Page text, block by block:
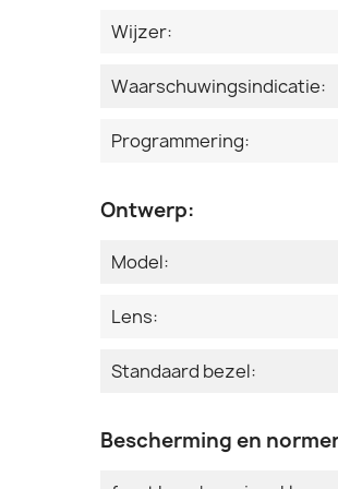
Wijzer:
Waarschuwingsindicatie:
Programmering:
Ontwerp:
Model:
Lens:
Standaard bezel:
Bescherming en